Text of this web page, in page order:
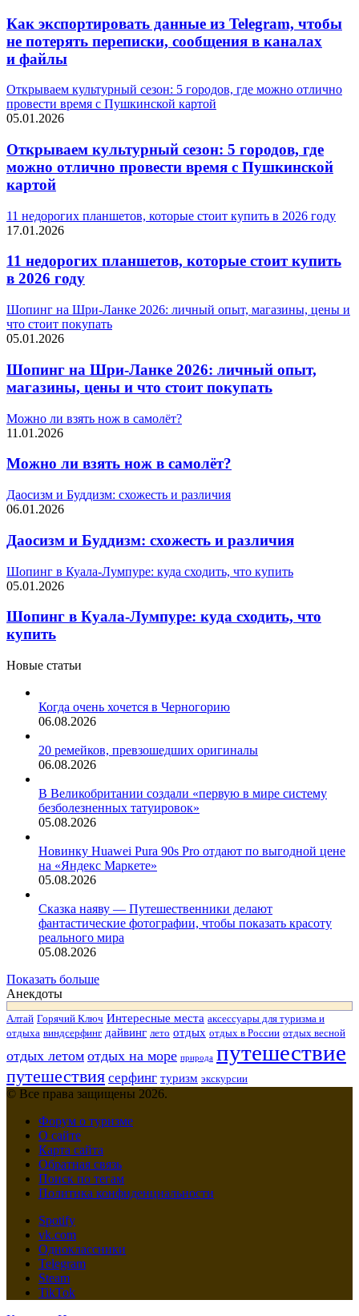
Как экспортировать данные из Telegram, чтобы
не потерять переписки, сообщения в каналах
и файлы
Открываем культурный сезон: 5 городов, где можно отлично
провести время с Пушкинской картой
05.01.2026
Открываем культурный сезон: 5 городов, где
можно отлично провести время с Пушкинской
картой
11 недорогих планшетов, которые стоит купить в 2026 году
17.01.2026
11 недорогих планшетов, которые стоит купить
в 2026 году
Шопинг на Шри-Ланке 2026: личный опыт, магазины, цены и
что стоит покупать
05.01.2026
Шопинг на Шри-Ланке 2026: личный опыт,
магазины, цены и что стоит покупать
Можно ли взять нож в самолёт?
11.01.2026
Можно ли взять нож в самолёт?
Даосизм и Буддизм: схожесть и различия
06.01.2026
Даосизм и Буддизм: схожесть и различия
Шопинг в Куала-Лумпуре: куда сходить, что купить
05.01.2026
Шопинг в Куала-Лумпуре: куда сходить, что
купить
Новые статьи
Когда очень хочется в Черногорию
06.08.2026
20 ремейков, превзошедших оригиналы
06.08.2026
В Великобритании создали «первую в мире систему
безболезненных татуировок»
05.08.2026
Новинку Huawei Pura 90s Pro отдают по выгодной цене
на «Яндекс Маркете»
05.08.2026
Сказка наяву — Путешественники делают
фантастические фотографии, чтобы показать красоту
реального мира
05.08.2026
Показать больше
Анекдоты
Алтай Горячий Ключ Интересные места аксессуары для туризма и
отдыха виндсерфинг дайвинг лето отдых отдых в России отдых весной
отдых летом отдых на море природа путешествие
путешествия серфинг туризм экскурсии
© Все права защищены 2026.
Форум о туризме
О сайте
Карта сайта
Обратная связь
Поиск по тегам
Политика конфиденциальности
Spotify
vk.com
Одноклассники
Telegram
Steam
TikTok